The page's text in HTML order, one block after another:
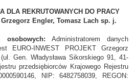
DLA REKRUTOWANYCH DO PRACY
Grzegorz Engler, Tomasz Lach sp. j.
osobowych: Administratorem danych
EURO-INWEST PROJEKT Grzegorz
Gen. Władysława Sikorskiego 91, 41-
przedsiębiorców Krajowego Rejestru
NIP: 6482758039, REGON: